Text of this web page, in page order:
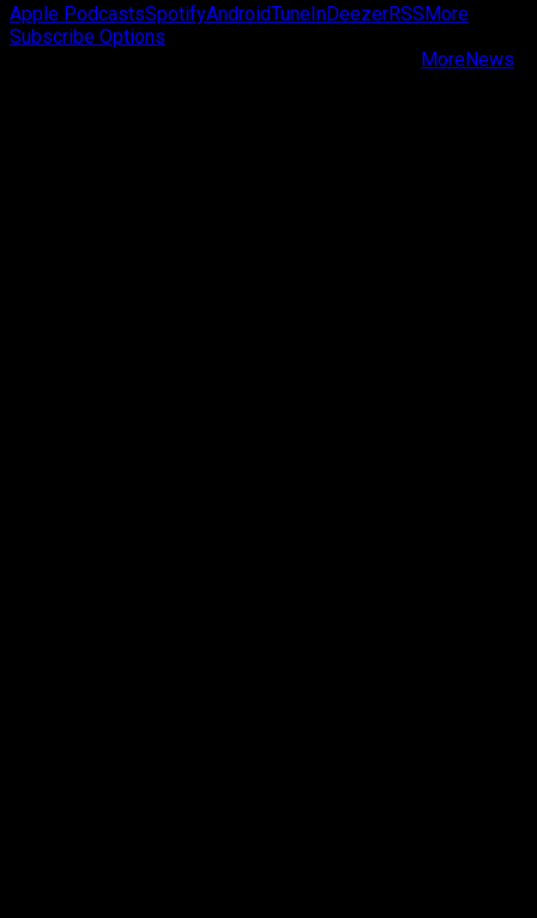
Apple PodcastsSpotifyAndroidTuneInDeezerRSSMore
Subscribe Options
MoreNews